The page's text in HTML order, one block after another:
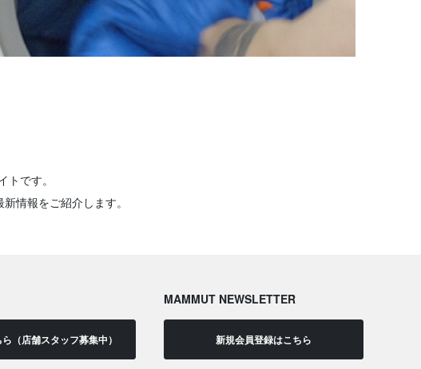
です。
情報をご紹介します。
（店舗スタッフ募集中）
MAMMUT NEWSLETTER
新規会員登録はこちら